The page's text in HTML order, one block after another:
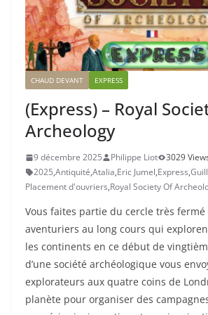
CHAUD DEVANT EXPRESS
(Express) – Royal
Archeology
9 décembre 2025 Philippe Liot 3029
2025,Antiquité,Atalia,Eric Jumel,Express,
Placement d'ouvriers,Royal Society Of
Vous faites partie du cercle très fermé
aventuriers au long cours qui
les continents en ce début de
d’une société archéologique vous
explorateurs aux quatre coins de
planète pour organiser des